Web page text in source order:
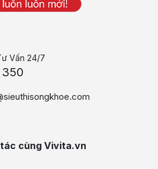
Vấn 24/7
cùng Vivita.vn